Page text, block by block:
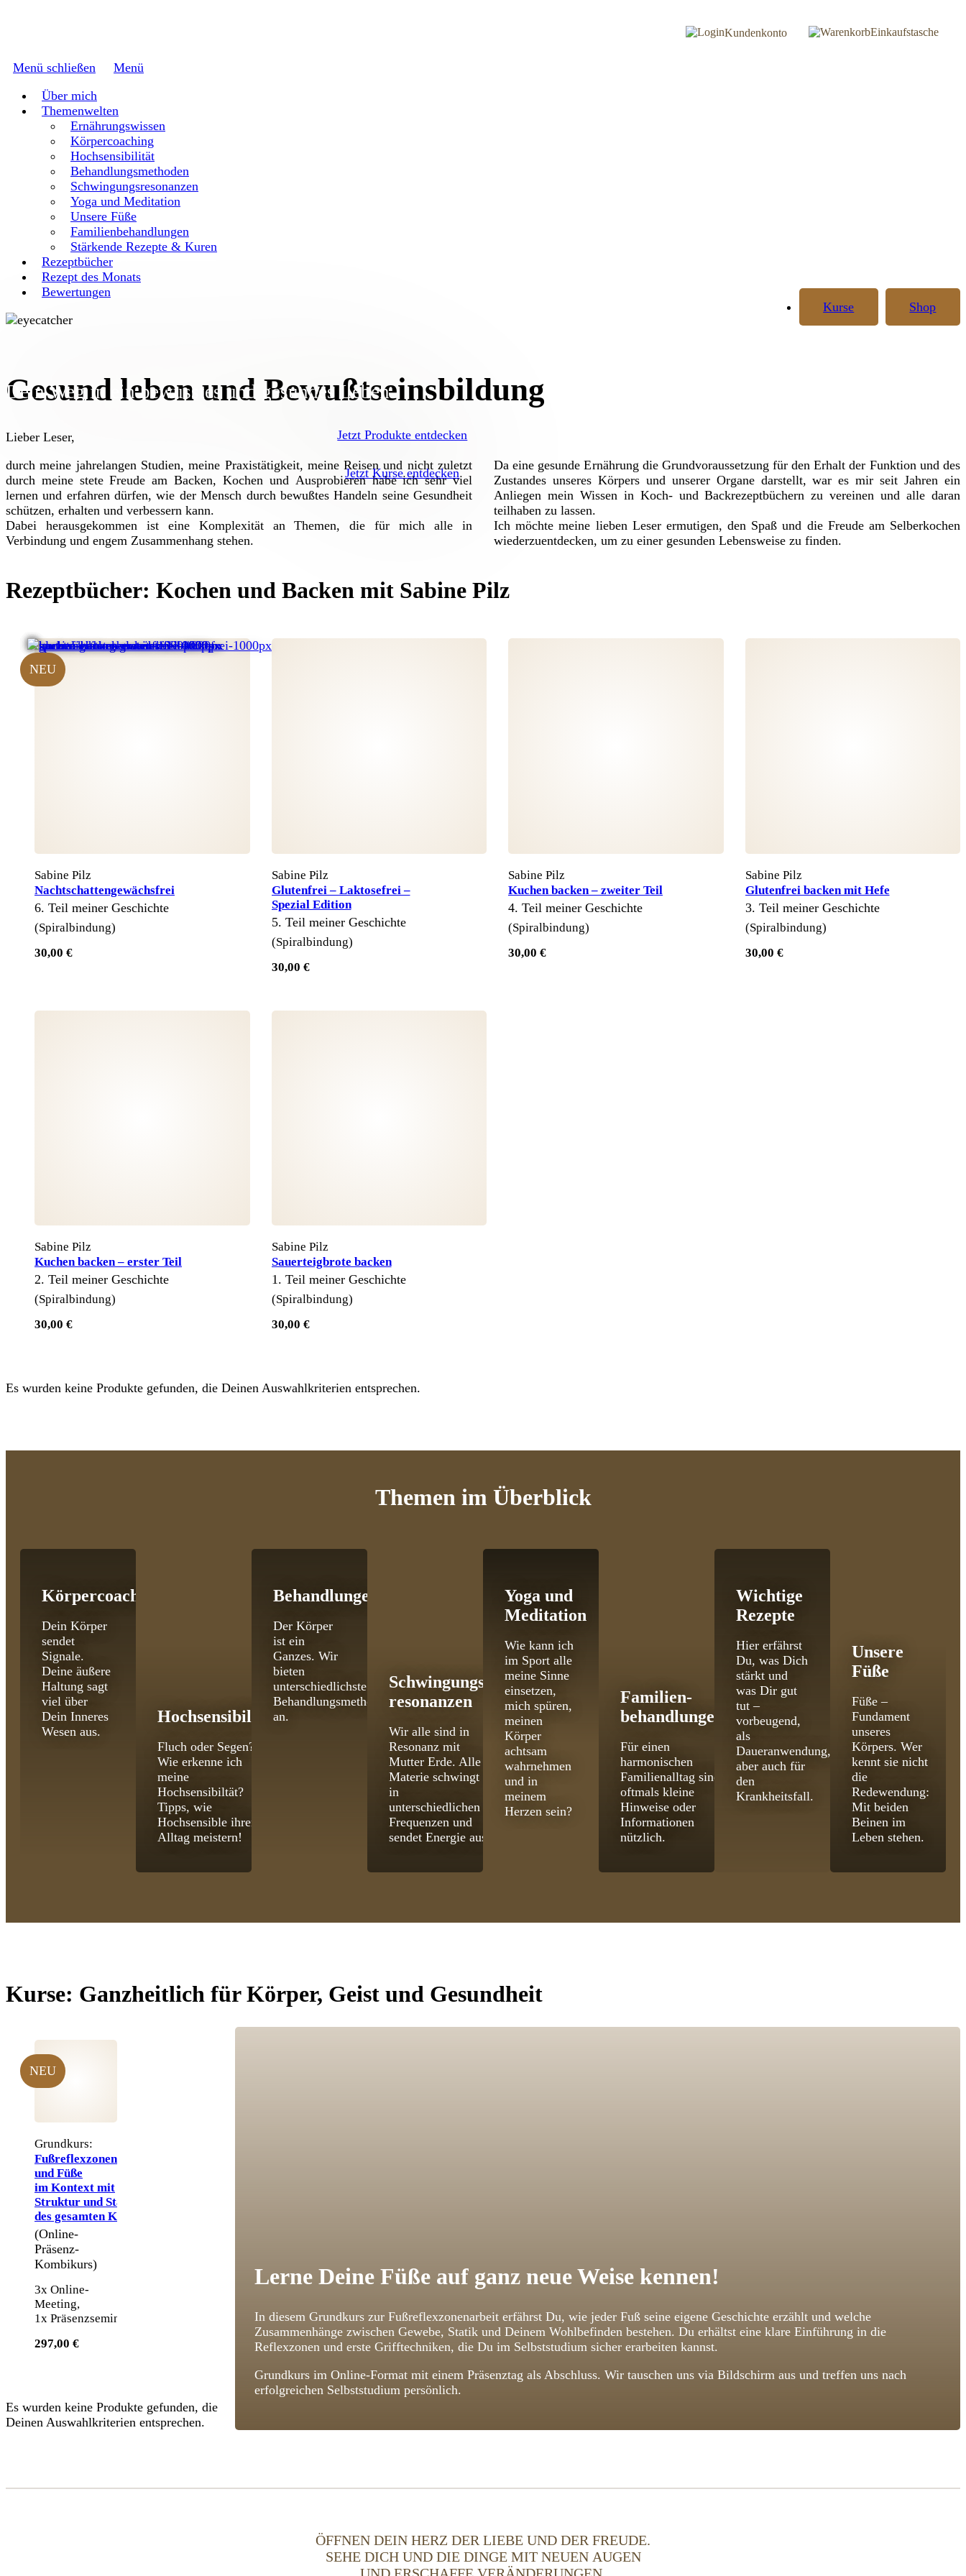
Kundenkonto Einkaufstasche
Menü schließen
Menü
Über mich
Themenwelten
Ernährungswissen
Körpercoaching
Hochsensibilität
Behandlungsmethoden
Schwingungsresonanzen
Yoga und Meditation
Unsere Füße
Familienbehandlungen
Stärkende Rezepte & Kuren
Rezeptbücher
Rezept des Monats
Bewertungen
Shop
Kurse
Dein Weg in ein bewusstes und gesundes Leben
Jetzt Produkte entdecken
Jetzt Kurse entdecken
Gesund leben und Bewußtseinsbildung
Lieber Leser,
durch meine jahrelangen Studien, meine Praxistätigkeit, meine Reisen und nicht zuletzt
durch meine stete Freude am Backen, Kochen und Ausprobieren habe ich sehr viel
lernen und erfahren dürfen, wie der Mensch durch bewußtes Handeln seine Gesundheit
schützen, erhalten und verbessern kann.
Dabei herausgekommen ist eine Komplexität an Themen, die für mich alle in
Verbindung und engem Zusammenhang stehen.
Da eine gesunde Ernährung die Grundvoraussetzung für den Erhalt der Funktion und des
Zustandes unseres Körpers und unserer Organe darstellt, war es mir seit Jahren ein
Anliegen mein Wissen in Koch- und Backrezeptbüchern zu vereinen und alle daran
teilhaben zu lassen.
Ich möchte meine lieben Leser ermutigen, den Spaß und die Freude am Selberkochen
wiederzuentdecken, um zu einer gesunden Lebensweise zu finden.
Rezeptbücher: Kochen und Backen mit Sabine Pilz
NEU
Sabine Pilz
Nachtschattengewächsfrei
6. Teil meiner Geschichte
(Spiralbindung)
30,00 €
Sabine Pilz
Glutenfrei – Laktosefrei –
Spezial Edition
5. Teil meiner Geschichte
(Spiralbindung)
30,00 €
Sabine Pilz
Kuchen backen – zweiter Teil
4. Teil meiner Geschichte
(Spiralbindung)
30,00 €
Sabine Pilz
Glutenfrei backen mit Hefe
3. Teil meiner Geschichte
(Spiralbindung)
30,00 €
Sabine Pilz
Kuchen backen – erster Teil
2. Teil meiner Geschichte
(Spiralbindung)
30,00 €
Sabine Pilz
Sauerteigbrote backen
1. Teil meiner Geschichte
(Spiralbindung)
30,00 €
Es wurden keine Produkte gefunden, die Deinen Auswahlkriterien entsprechen.
Themen im Überblick
Körpercoaching
Dein Körper
sendet
Signale.
Deine äußere
Haltung sagt
viel über
Dein Inneres
Wesen aus.
Hochsensibilität
Fluch oder Segen?
Wie erkenne ich
meine
Hochsensibiltät?
Tipps, wie
Hochsensible ihren
Alltag meistern!
Behandlungen
Der Körper
ist ein
Ganzes. Wir
bieten
unterschiedlichste
Behandlungsmethoden
an.
Schwingungs­
resonanzen
Wir alle sind in
Resonanz mit
Mutter Erde. Alle
Materie schwingt
in
unterschiedlichen
Frequenzen und
sendet Energie aus.
Yoga und
Meditation
Wie kann ich
im Sport alle
meine Sinne
einsetzen,
mich spüren,
meinen
Körper
achtsam
wahrnehmen
und in
meinem
Herzen sein?
Familien­
behandlungen
Für einen
harmonischen
Familienalltag sind
oftmals kleine
Hinweise oder
Informationen
nützlich.
Wichtige
Rezepte
Hier erfährst
Du, was Dich
stärkt und
was Dir gut
tut –
vorbeugend,
als
Daueranwendung,
aber auch für
den
Krankheitsfall.
Unsere
Füße
Füße –
Fundament
unseres
Körpers. Wer
kennt sie nicht
die
Redewendung:
Mit beiden
Beinen im
Leben stehen.
Kurse: Ganzheitlich für Körper, Geist und Gesundheit
NEU
Grundkurs:
Fußreflexzonen
und Füße
im Kontext mit
Struktur und Statik
des gesamten Körpers
(Online-
Präsenz-
Kombikurs)
3x Online-
Meeting,
1x Präsenzseminar
297,00 €
Es wurden keine Produkte gefunden, die
Deinen Auswahlkriterien entsprechen.
Lerne Deine Füße auf ganz neue Weise kennen!
In diesem Grundkurs zur Fußreflexzonenarbeit erfährst Du, wie jeder Fuß seine eigene Geschichte erzählt und welche
Zusammenhänge zwischen Gewebe, Statik und Deinem Wohlbefinden bestehen. Du erhältst eine klare Einführung in die
Reflexzonen und erste Grifftechniken, die Du im Selbststudium sicher erarbeiten kannst.
Grundkurs im Online-Format mit einem Präsenztag als Abschluss. Wir tauschen uns via Bildschirm aus und treffen uns nach
erfolgreichen Selbststudium persönlich.
ÖFFNEN DEIN HERZ DER LIEBE UND DER FREUDE.
SEHE DICH UND DIE DINGE MIT NEUEN AUGEN
UND ERSCHAFFE VERÄNDERUNGEN,